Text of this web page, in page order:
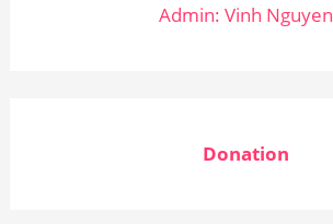
Admin: Vinh Nguyen
Donation